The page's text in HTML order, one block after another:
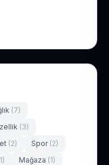
(7)
(3)
(2) Spor (2)
Mağaza (1)